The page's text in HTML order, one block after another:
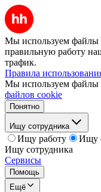
Мы используем файлы
правильную работу
трафик.
Правила
Мы используем файлы
файлов cookie
Понятно
Ищу сотрудника
Ищу работу
Ищу
Ищу сотрудника
Сервисы
Помощь
Ещё